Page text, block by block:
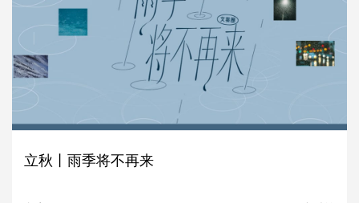
立秋丨雨季将不再来